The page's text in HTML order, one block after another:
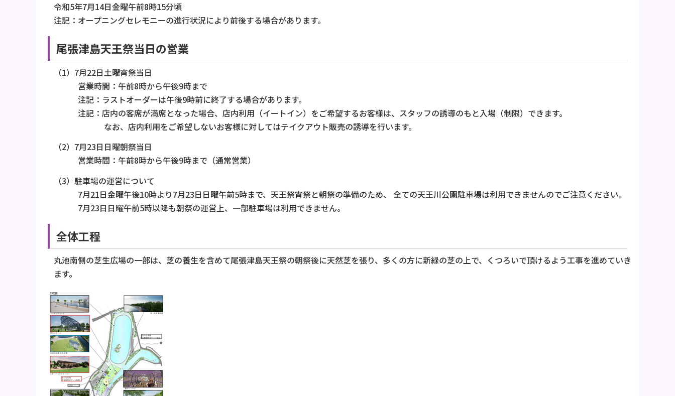
令和5年7月14日金曜午前8時15分頃
注記：オープニングセレモニーの進行状況により前後する場合があります。
尾張津島天王祭当日の営業
（1）7月22日土曜宵祭当日
営業時間：午前8時から午後9時まで
注記：ラストオーダーは午後9時前に終了する場合があります。
注記：店内の客席が満席となった場合、店内利用（イートイン）をご希望するお客様は、スタッフの誘導のもと入場（制限）できます。
なお、店内利用をご希望しないお客様に対してはテイクアウト販売の誘導を行います。
（2）7月23日日曜朝祭当日
営業時間：午前8時から午後9時まで（通常営業）
（3）駐車場の運営について
7月21日金曜午後10時より7月23日日曜午前5時まで、天王祭宵祭と朝祭の準備のため、 全ての天王川公園駐車場は利用できませんのでご注意ください。
7月23日日曜午前5時以降も朝祭の運営上、一部駐車場は利用できません。
全体工程
丸池南側の芝生広場の一部は、芝の養生を含めて尾張津島天王祭の朝祭後に天然芝を張り、多くの方に新緑の芝の上で、くつろいで頂けるよう工事を進めていき
ます。